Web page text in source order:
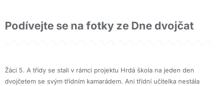
Podívejte se na fotky ze Dne dvojčat
Žáci 5. A třídy se stali v rámci projektu Hrdá škola na jeden den
dvojčetem se svým třídním kamarádem. Ani třídní učitelka nestála